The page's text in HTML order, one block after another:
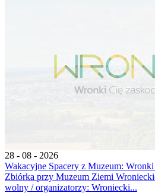
28 - 08 - 2026
Wakacyjne Spacery z Muzeum: Wronki
Zbiórka przy Muzeum Ziemi
wolny / organizatorzy: Wroniecki...